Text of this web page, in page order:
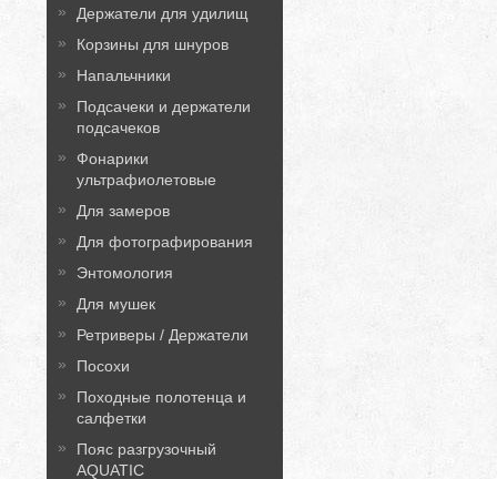
Держатели для удилищ
Корзины для шнуров
Напальчники
Подсачеки и держатели
подсачеков
Фонарики
ультрафиолетовые
Для замеров
Для фотографирования
Энтомология
Для мушек
Ретриверы / Держатели
Посохи
Походные полотенца и
салфетки
Пояс разгрузочный
AQUATIC